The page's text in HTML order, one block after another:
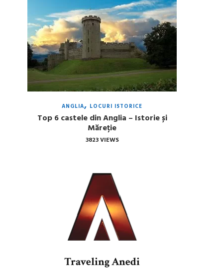
ANGLIA LOCURI ISTORICE
Top 6 castele din Anglia – Istorie și
Măreție
3823 VIEWS
Traveling Anedi